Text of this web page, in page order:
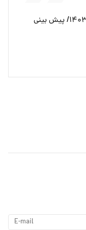
وضعیت آب و هوا امروز شنبه ۲۲ دی ۱۴۰۳/ پیش بینی